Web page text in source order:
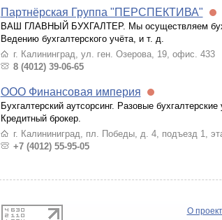
Партнёрская Группа "ПЕРСПЕКТИВА"
ВАШ ГЛАВНЫЙ БУХГАЛТЕР. Мы осуществляем
Ведению бухгалтерского учёта, и т. д.
г. Калининград, ул. ген. Озерова, 19, офис. 433
8 (4012) 39-06-65
ООО Финансовая империя
Бухгалтерский аутсорсинг. Разовые
Кредитный брокер.
г. Калининиград, пл. Победы, д. 4, подъезд 1,
+7 (4012) 55-95-05
О